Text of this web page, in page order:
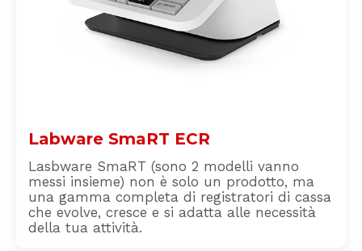
Labware SmaRT ECR
Lasbware SmaRT (sono 2 modelli vanno
messi insieme) non è solo un prodotto, ma
una gamma completa di registratori di cassa
che evolve, cresce e si adatta alle necessità
della tua attività.